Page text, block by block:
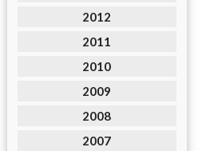
2012
2011
2010
2009
2008
2007